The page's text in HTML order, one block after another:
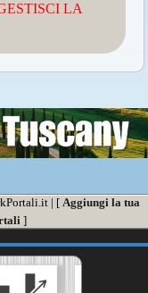
LA
| [ Aggiungi la tua
]